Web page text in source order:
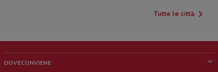
Tutte le città
DOVECONVIENE